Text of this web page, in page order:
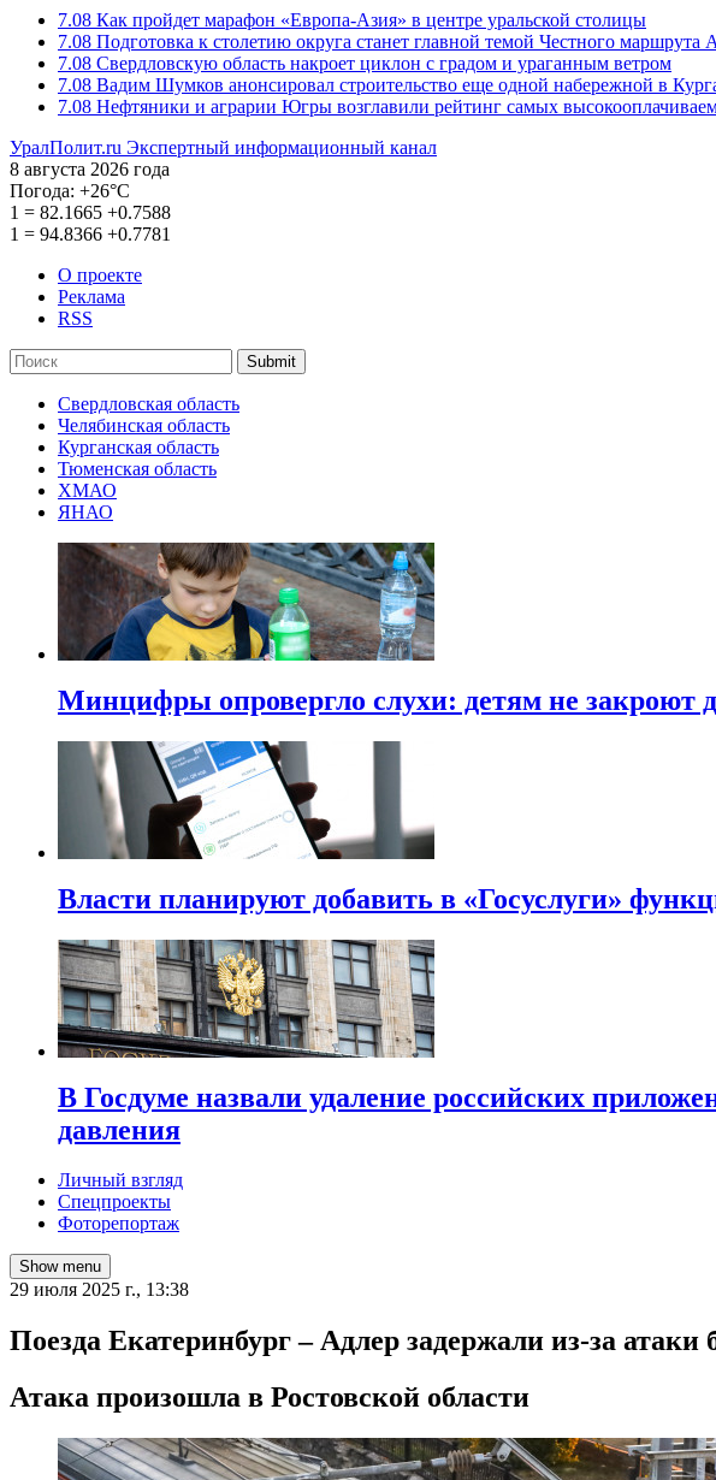
7.08 Как пройдет марафон «Европа-Азия» в центре уральской столицы
7.08 Подготовка к столетию округа станет главной темой Честного маршрута
7.08 Свердловскую область накроет циклон с градом и ураганным ветром
7.08 Вадим Шумков анонсировал строительство еще одной набережной в
7.08 Нефтяники и аграрии Югры возглавили рейтинг самых
УралПолит.ru Экспертный информационный канал
8 августа 2026 года
Погода: +26°С
1 = 82.1665 +0.7588
1 = 94.8366 +0.7781
О проекте
Реклама
RSS
Submit
Свердловская область
Челябинская область
Курганская область
Тюменская область
ХМАО
ЯНАО
Минцифры опровергло слухи: детям не закроют
Власти планируют добавить в «Госуслуги»
В Госдуме назвали удаление российских
давления
Личный взгляд
Спецпроекты
Фоторепортаж
Show menu
29 июля 2025 г., 13:38
Поезда Екатеринбург – Адлер задержали из-за атаки
Атака произошла в Ростовской области